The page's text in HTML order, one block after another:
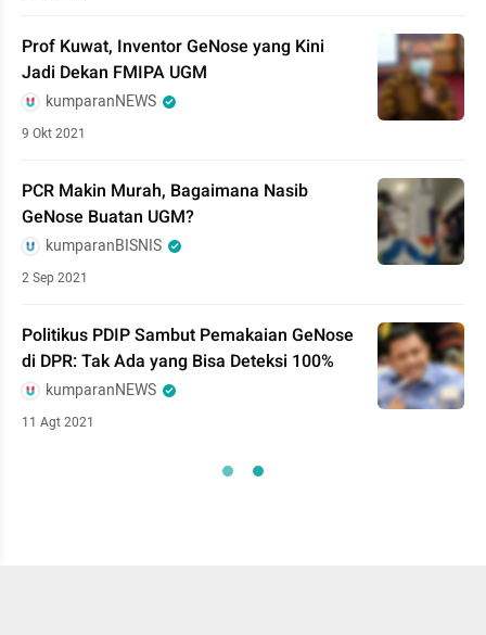
Prof Kuwat, Inventor GeNose yang Kini
Jadi Dekan FMIPA UGM
kumparanNEWS
9 Okt 2021
PCR Makin Murah, Bagaimana Nasib
GeNose Buatan UGM?
kumparanBISNIS
2 Sep 2021
Politikus PDIP Sambut Pemakaian GeNose
di DPR: Tak Ada yang Bisa Deteksi 100%
kumparanNEWS
11 Agt 2021